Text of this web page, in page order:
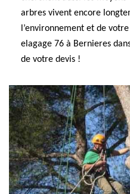
arbres vivent encore
l’environnement et de
elagage 76 à Bernieres
de votre devis !